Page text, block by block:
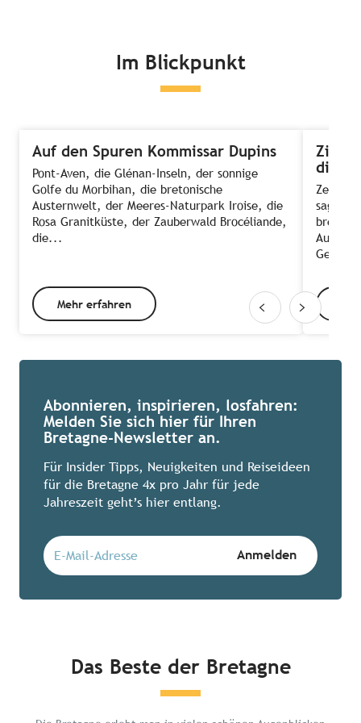
Im Blickpunkt
Auf den Spuren Kommissar Dupins
Pont-Aven, die Glénan-Inseln, der sonnige
Golfe du Morbihan, die bretonische
Austernwelt, der Meeres-Naturpark Iroise, die
Rosa Granitküste, der Zauberwald Brocéliande,
die...
Mehr erfahren
die
Zeit,
sagt
Gehen
Abonnieren, inspirieren, losfahren:
Melden Sie sich hier für Ihren
Bretagne-Newsletter an.
Für Insider Tipps, Neuigkeiten und Reiseideen
für die Bretagne 4x pro Jahr für jede
Jahreszeit geht’s hier entlang.
Das Beste der Bretagne
Chillen in der Bretagne